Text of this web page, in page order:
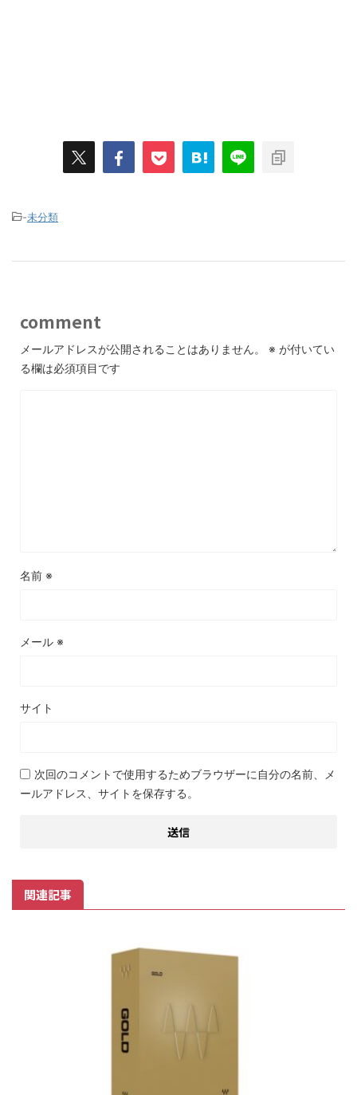
-未分類
comment
メールアドレスが公開されることはありません。 ※ が付いてい
る欄は必須項目です
名前 ※
メール ※
サイト
次回のコメントで使用するためブラウザーに自分の名前、メ
ールアドレス、サイトを保存する。
関連記事